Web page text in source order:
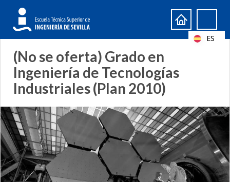
Formulario
de
búsqueda
Search
(No se oferta) Grado en
Ingeniería de Tecnologías
Industriales (Plan 2010)
ES